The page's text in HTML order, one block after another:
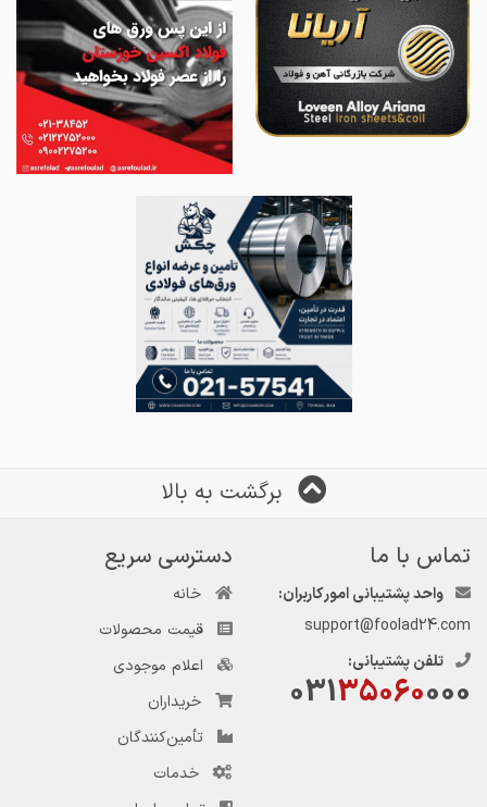
برگشت به بالا
تماس با ما
واحد پشتیبانی امور کاربران:
support@foolad24.com
تلفن پشتیبانی:
03135060000
دسترسی سریع
خانه
قیمت محصولات
اعلام موجودی
خریداران
تأمین‌کنندگان
خدمات